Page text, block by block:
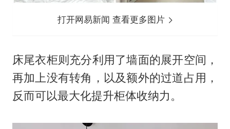
打开网易新闻 查看更多图片
床尾衣柜则充分利用了墙面的展开空间，
再加上没有转角，以及额外的过道占用，
反而可以最大化提升柜体收纳力。